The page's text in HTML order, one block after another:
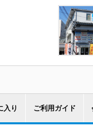
入り ご利用ガイド